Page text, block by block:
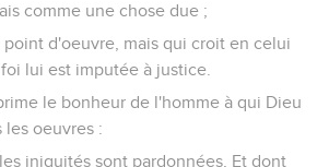
comme une chose due ;
d'oeuvre, mais qui croit en celui
lui est imputée à justice.
le bonheur de l'homme à qui Dieu
les oeuvres :
iniquités sont pardonnées, Et dont